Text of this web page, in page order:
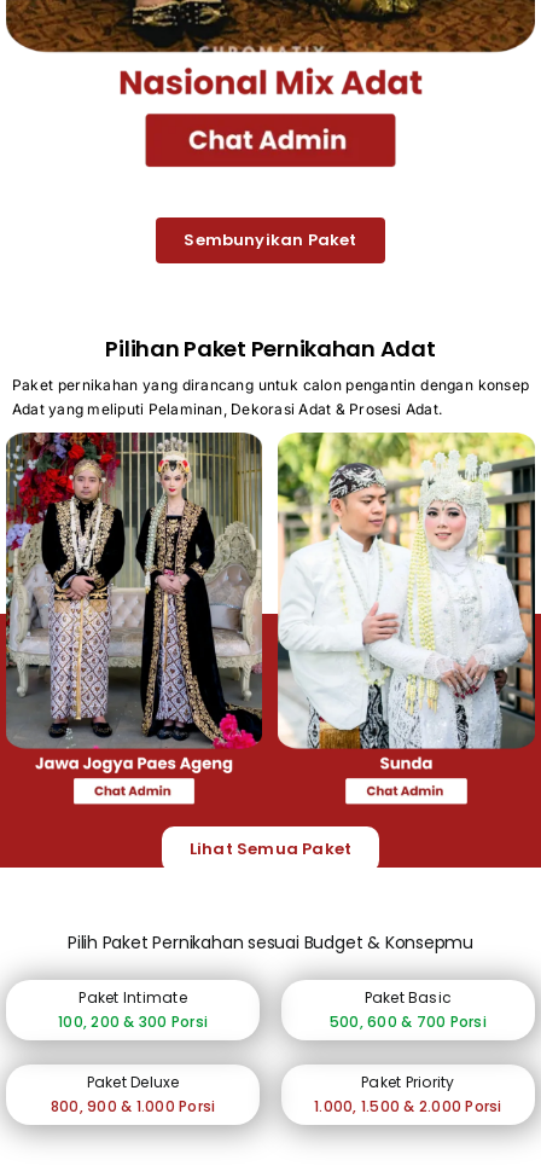
Sembunyikan Paket
Pilihan Paket Pernikahan Adat
Paket pernikahan yang dirancang untuk calon pengantin dengan konsep
Adat yang meliputi Pelaminan, Dekorasi Adat & Prosesi Adat.
Lihat Semua Paket
Pilih Paket Pernikahan sesuai Budget & Konsepmu
Paket Intimate
100, 200 & 300 Porsi
Paket Basic
500, 600 & 700 Porsi
Paket Deluxe
800, 900 & 1.000 Porsi
Paket Priority
1.000, 1.500 & 2.000 Porsi